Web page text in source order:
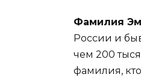
Фамилия
России и
чем 200
фамилия,